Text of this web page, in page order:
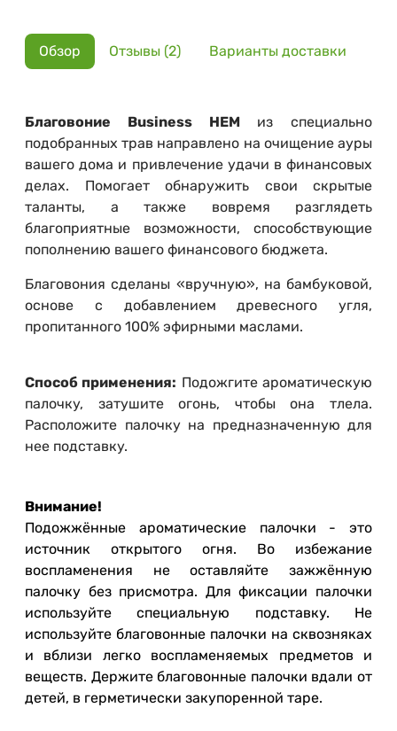
Обзор Отзывы (2) Варианты доставки
Благовоние Business HEMиз специально
подобранных трав направлено на очищение ауры
вашего дома и привлечение удачи в финансовых
делах. Помогает обнаружить свои скрытые
таланты, а также вовремя разглядеть
благоприятные возможности, способствующие
пополнению вашего финансового бюджета.
Благовония сделаны «вручную», на бамбуковой,
основе с добавлением древесного угля,
пропитанного 100% эфирными маслами.
Способ применения: Подожгите ароматическую
палочку, затушите огонь, чтобы она тлела.
Расположите палочку на предназначенную для
нее подставку.
Внимание!
Подожжённые ароматические палочки - это
источник открытого огня. Во избежание
воспламенения не оставляйте зажжённую
палочку без присмотра. Для фиксации палочки
используйте специальную подставку. Не
используйте благовонные палочки на сквозняках
и вблизи легко воспламеняемых предметов и
веществ. Держите благовонные палочки вдали от
детей, в герметически закупоренной таре.